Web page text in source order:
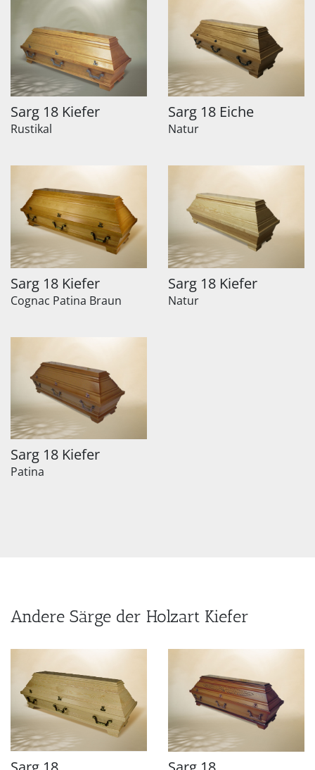
Sarg 18 Kiefer
Rustikal
Sarg 18 Eiche
Natur
Sarg 18 Kiefer
Cognac Patina Braun
Sarg 18 Kiefer
Natur
Sarg 18 Kiefer
Patina
Andere Särge der Holzart Kiefer